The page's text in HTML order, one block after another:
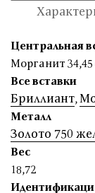
Центральная
Морганит 34,45
Все вставки
Бриллиант,
Металл
Золото 750
Вес
18,72